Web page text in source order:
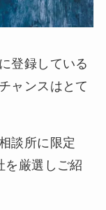
登録している
ャンスはとて
談所に限定
を厳選しご紹